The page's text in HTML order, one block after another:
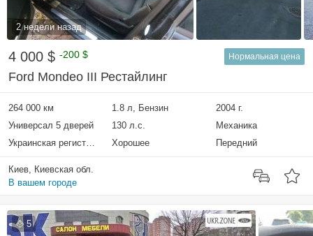
2 недели назад
4 000 $ -200 $ Нормальная цена
Ford Mondeo III Рестайлинг
264 000 км 1.8 л, Бензин
2004 г.
Универсал 5 дверей
130 л.с.
Механика
Украинская регистрация
Хорошее Передний
Киев, Киевская обл.
В вашем городе
5